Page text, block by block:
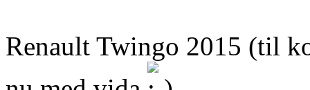
Renault Twingo 2015 (til